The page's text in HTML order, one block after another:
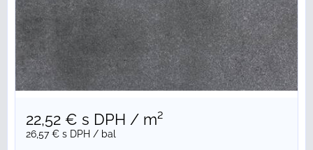
22,52 € s DPH / m²
26,57 € s DPH / bal